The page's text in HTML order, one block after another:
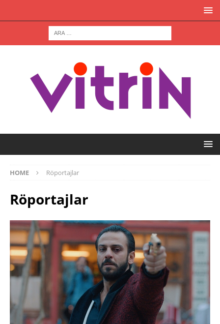
HOME Röportajlar
Röportajlar